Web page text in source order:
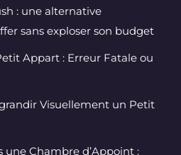
: une alternative
sans exploser son budget
Appart : Erreur Fatale ou
Visuellement un Petit
une Chambre d’Appoint :